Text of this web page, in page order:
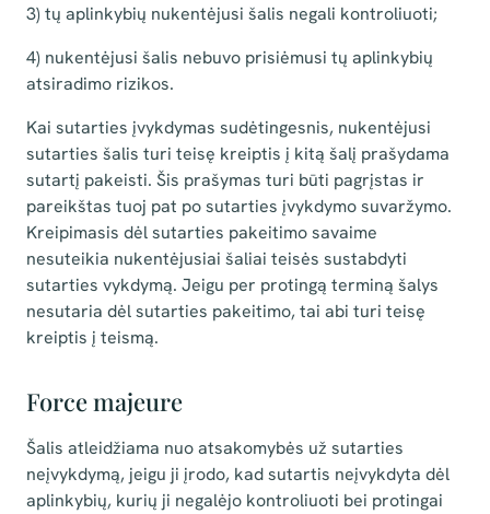
3) tų aplinkybių nukentėjusi šalis negali kontroliuoti;
4) nukentėjusi šalis nebuvo prisiėmusi tų aplinkybių
atsiradimo rizikos.
Kai sutarties įvykdymas sudėtingesnis, nukentėjusi
sutarties šalis turi teisę kreiptis į kitą šalį prašydama
sutartį pakeisti. Šis prašymas turi būti pagrįstas ir
pareikštas tuoj pat po sutarties įvykdymo suvaržymo.
Kreipimasis dėl sutarties pakeitimo savaime
nesuteikia nukentėjusiai šaliai teisės sustabdyti
sutarties vykdymą. Jeigu per protingą terminą šalys
nesutaria dėl sutarties pakeitimo, tai abi turi teisę
kreiptis į teismą.
Force majeure
Šalis atleidžiama nuo atsakomybės už sutarties
neįvykdymą, jeigu ji įrodo, kad sutartis neįvykdyta dėl
aplinkybių, kurių ji negalėjo kontroliuoti bei protingai